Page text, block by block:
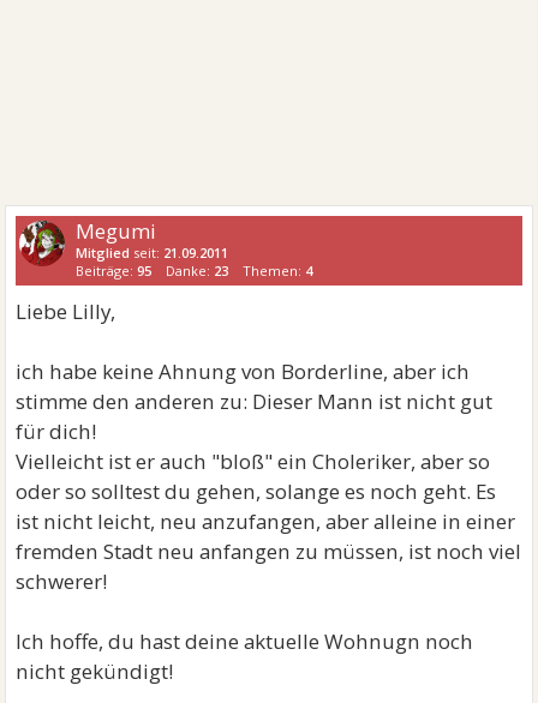
Megumi
Mitglied seit: 21.09.2011
Beiträge:95 Danke: 23 Themen: 4
Liebe Lilly,
ich habe keine Ahnung von Borderline, aber ich
stimme den anderen zu: Dieser Mann ist nicht gut
für dich!
Vielleicht ist er auch "bloß" ein Choleriker, aber so
oder so solltest du gehen, solange es noch geht. Es
ist nicht leicht, neu anzufangen, aber alleine in einer
fremden Stadt neu anfangen zu müssen, ist noch viel
schwerer!
Ich hoffe, du hast deine aktuelle Wohnugn noch
nicht gekündigt!